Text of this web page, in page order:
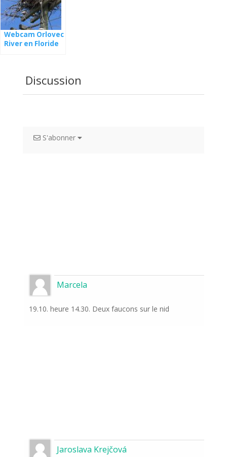
Webcam Orlovec
River en Floride
Discussion
S'abonner
Marcela
19.10. heure 14.30. Deux faucons sur le nid
Jaroslava Krejčová